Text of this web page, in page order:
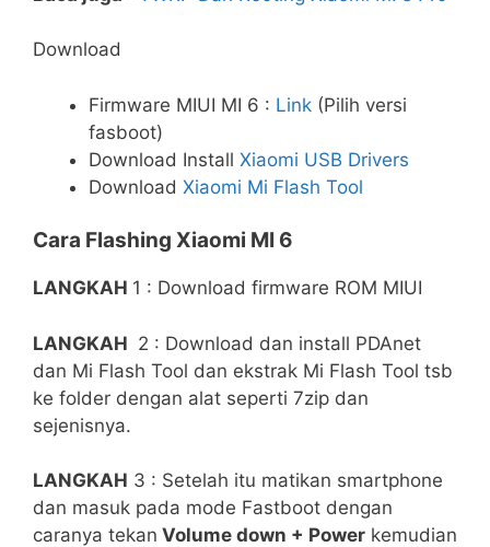
Download
Firmware MIUI MI 6 : Link (Pilih versi
fasboot)
Download Install Xiaomi USB Drivers
Download Xiaomi Mi Flash Tool
Cara Flashing Xiaomi MI 6
LANGKAH 1 : Download firmware ROM MIUI
LANGKAH 2 : Download dan install PDAnet
dan Mi Flash Tool dan ekstrak Mi Flash Tool tsb
ke folder dengan alat seperti 7zip dan
sejenisnya.
LANGKAH 3 : Setelah itu matikan smartphone
dan masuk pada mode Fastboot dengan
caranya tekan Volume down + Power kemudian